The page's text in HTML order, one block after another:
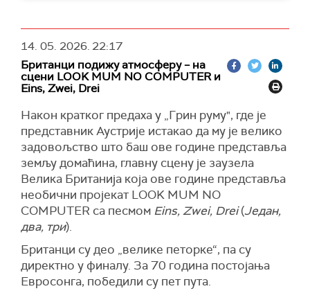
14. 05. 2026.22:17
Британци подижу атмосферу – на
сцени LOOK MUM NO COMPUTER и
Eins, Zwei, Drei
Након кратког предаха у „Грин руму", где је
представник Аустрије истакао да му је велико
задовољство што баш ове године представља
земљу домаћина, главну сцену је заузела
Велика Британија која ове године представља
необични пројекат LOOK MUM NO
COMPUTER са песмом Eins, Zwei, Drei(Један,
два, три).
Британци су део „велике петорке“, па су
директно у финалу. За 70 година постојања
Евросонга, победили су пет пута.